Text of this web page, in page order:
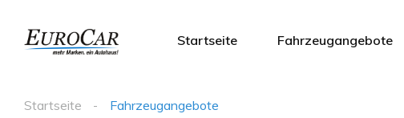
Startseite Fahrzeugangebote
Startseite Fahrzeugangebote